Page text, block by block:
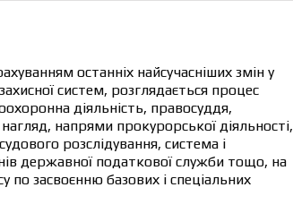
останніх найсучасніших змін у
систем, розглядається процес
діяльність, правосуддя,
напрями прокурорської діяльності,
розслідування, система і
державної податкової служби тощо, на
засвоєнню базових і спеціальних